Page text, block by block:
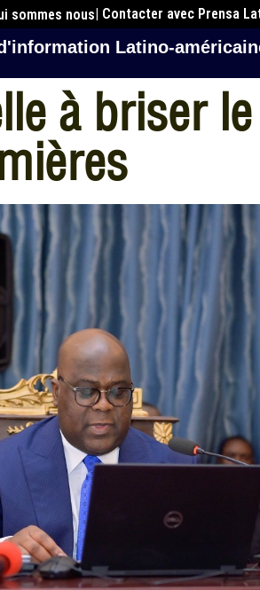
sommes nous| Contacter avec Prensa
Latino-
à briser